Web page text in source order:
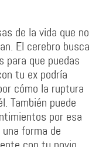
de la vida que no
El cerebro busca
para que puedas
tu ex podría
cómo la ruptura
También puede
por esa
forma de